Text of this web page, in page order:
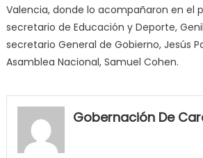
Valencia, donde lo acompañaron en el
secretario de Educación y Deporte,
secretario General de Gobierno, Jesús
Asamblea Nacional, Samuel Cohen.
my
neighbor
Gobernación De